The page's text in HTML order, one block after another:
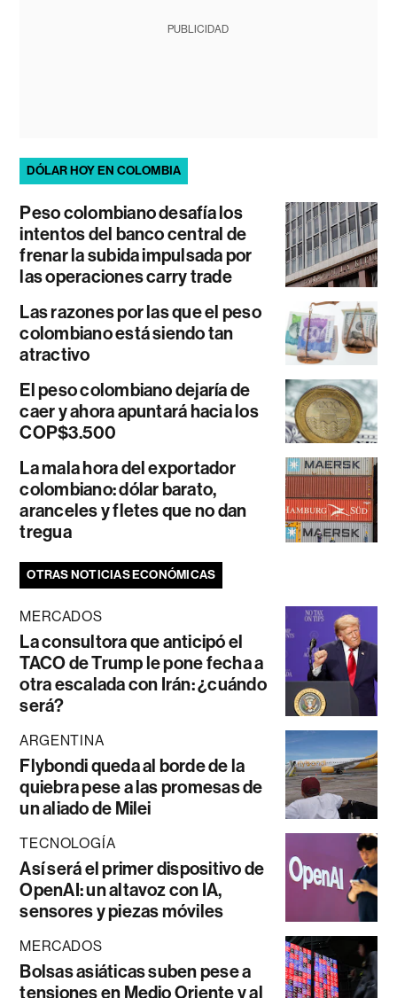
PUBLICIDAD
DÓLAR HOY EN COLOMBIA
Peso colombiano desafía los
intentos del banco central de
frenar la subida impulsada por
las operaciones carry trade
Las razones por las que el peso
colombiano está siendo tan
atractivo
El peso colombiano dejaría de
caer y ahora apuntará hacia los
COP$3.500
La mala hora del exportador
colombiano: dólar barato,
aranceles y fletes que no dan
tregua
OTRAS NOTICIAS ECONÓMICAS
MERCADOS
La consultora que anticipó el
TACO de Trump le pone fecha a
otra escalada con Irán: ¿cuándo
será?
ARGENTINA
Flybondi queda al borde de la
quiebra pese a las promesas de
un aliado de Milei
TECNOLOGÍA
Así será el primer dispositivo de
OpenAI: un altavoz con IA,
sensores y piezas móviles
MERCADOS
Bolsas asiáticas suben pese a
tensiones en Medio Oriente y al